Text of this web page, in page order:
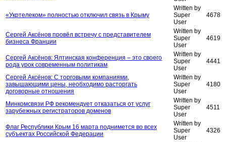
«Укртелеком» полностью отключил связь в Крыму
Written by
Super
User
4678
Сергей Аксёнов провёл встречу с представителем
бизнеса Франции
Written by
Super
User
4619
Сергей Аксёнов: Ялтинская конференция – это своего
рода урок современным политикам
Written by
Super
User
4441
Сергей Аксёнов: С торговыми компаниями,
завышающими цены, необходимо расторгать
договорные отношения
Written by
Super
User
4180
Минкомсвязи РФ рекомендует отказаться от услуг
зарубежных регистраторов доменов
Written by
Super
User
4511
Флаг Республики Крым 16 марта поднимется во всех
субъектах Российской Федерации
Written by
Super
User
4326